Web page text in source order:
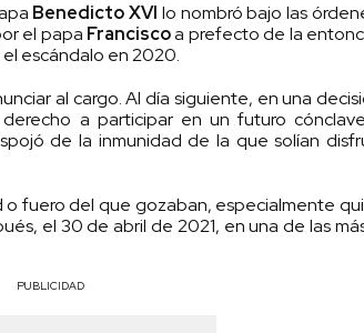
Benedicto XVI lo nombró bajo las
el papa Franciscoa prefecto de la
escándalo en 2020.
al cargo. Al día siguiente, en una
a participar en un futuro
de la inmunidad de la que solían
o fuero del que gozaban, especialmente
el 30 de abril de 2021, en una de las
PUBLICIDAD